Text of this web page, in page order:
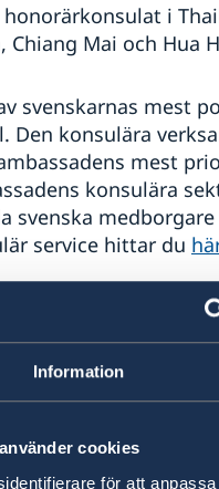
Information
cookies
för att
honorärkonsulat i
Chiang Mai och Hua
svenskarnas mest
Den konsulära
mest
konsulära
svenska medborgare
service hittar du
vill besöka Sverige
bl.a. visum och
Ambassaden i
migrationsärenden